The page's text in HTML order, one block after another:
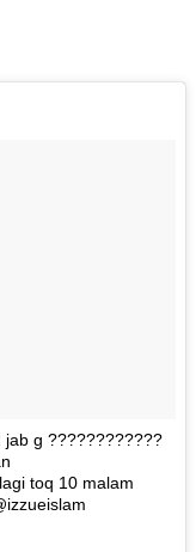
jab g ????????????
toq 10 malam